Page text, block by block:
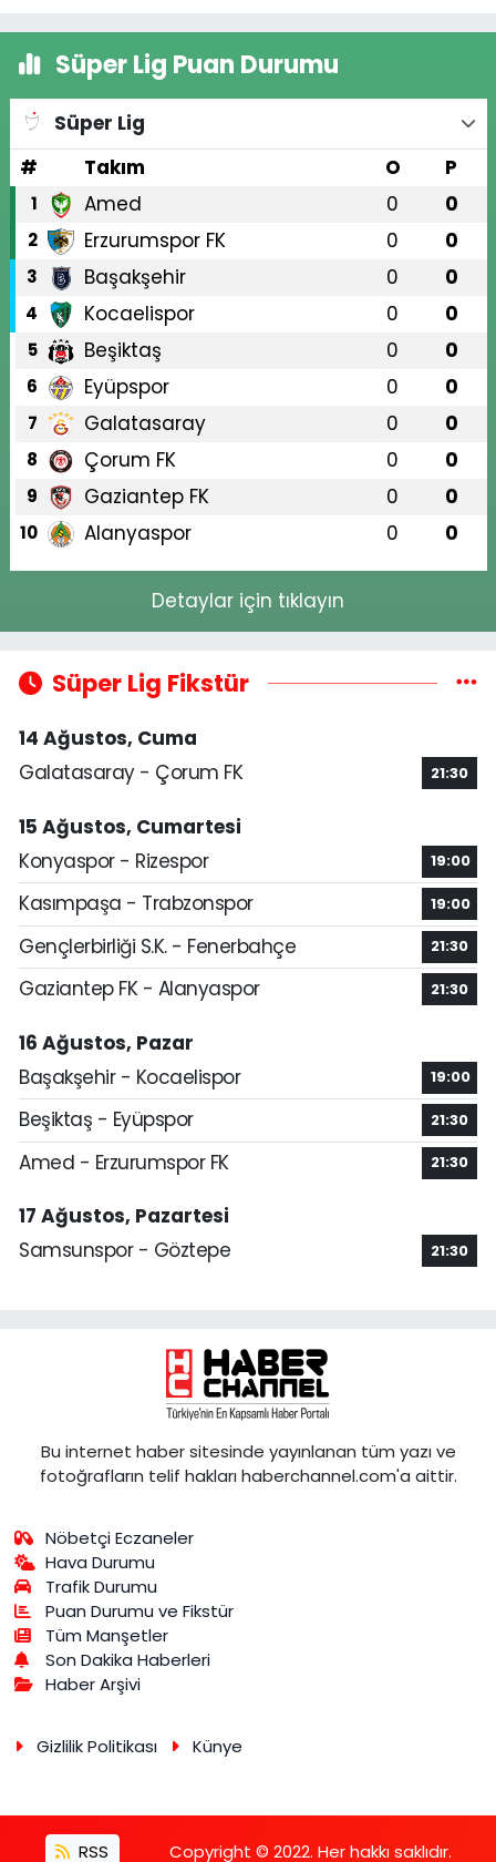
Süper Lig Puan Durumu
Süper Lig
#
Takım O P
1 Amed 0 0
2 Erzurumspor FK 0 0
3 Başakşehir 0 0
4 Kocaelispor 0 0
5 Beşiktaş 0 0
6 Eyüpspor 0 0
7 Galatasaray 0 0
8 Çorum FK 0 0
9 Gaziantep FK 0 0
10 Alanyaspor 0 0
Detaylar için tıklayın
Süper Lig Fikstür
14 Ağustos, Cuma
Galatasaray - Çorum FK
21:30
15 Ağustos, Cumartesi
Konyaspor - Rizespor
19:00
Kasımpaşa - Trabzonspor 19:00
Gençlerbirliği S.K. - Fenerbahçe 21:30
Gaziantep FK - Alanyaspor 21:30
16 Ağustos, Pazar
Başakşehir - Kocaelispor
19:00
Beşiktaş - Eyüpspor 21:30
Amed - Erzurumspor FK 21:30
17 Ağustos, Pazartesi
Samsunspor - Göztepe
21:30
Bu internet haber sitesinde yayınlanan tüm yazı ve
fotoğrafların telif hakları haberchannel.com'a aittir.
Nöbetçi Eczaneler
Hava Durumu
Trafik Durumu
Puan Durumu ve Fikstür
Tüm Manşetler
Son Dakika Haberleri
Haber Arşivi
Gizlilik Politikası Künye
RSS Copyright © 2022. Her hakkı saklıdır.